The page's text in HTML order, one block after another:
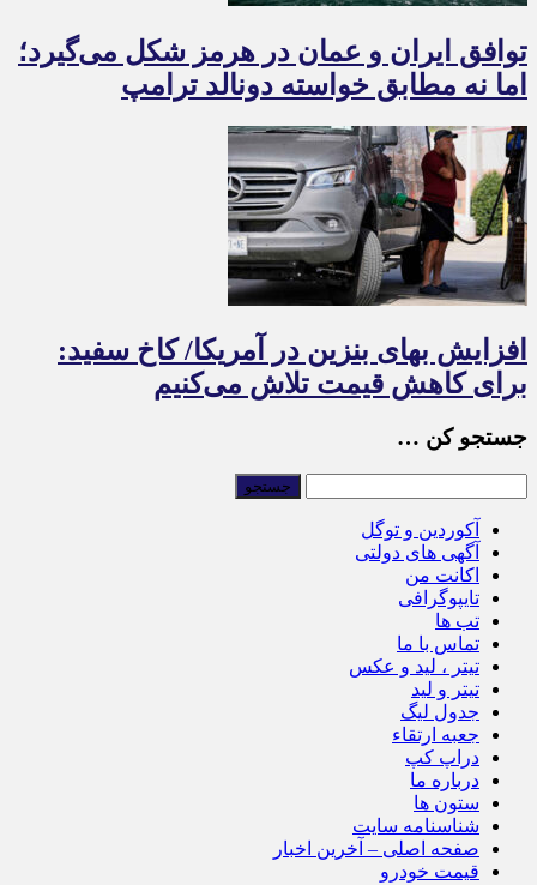
توافق ایران و عمان در هرمز شکل می‌گیرد؛
اما نه مطابق خواسته دونالد ترامپ
افزایش بهای بنزین در آمریکا/ کاخ سفید:
برای کاهش قیمت تلاش می‌کنیم
جستجو کن …
آکوردین و توگل
آگهی های دولتی
اکانت من
تایپوگرافی
تب ها
تماس با ما
تیتر ، لید و عکس
تیتر و لید
جدول لیگ
جعبه ارتقاء
دراپ کپ
درباره ما
ستون ها
شناسنامه سایت
صفحه اصلی – آخرین اخبار
قیمت خودرو